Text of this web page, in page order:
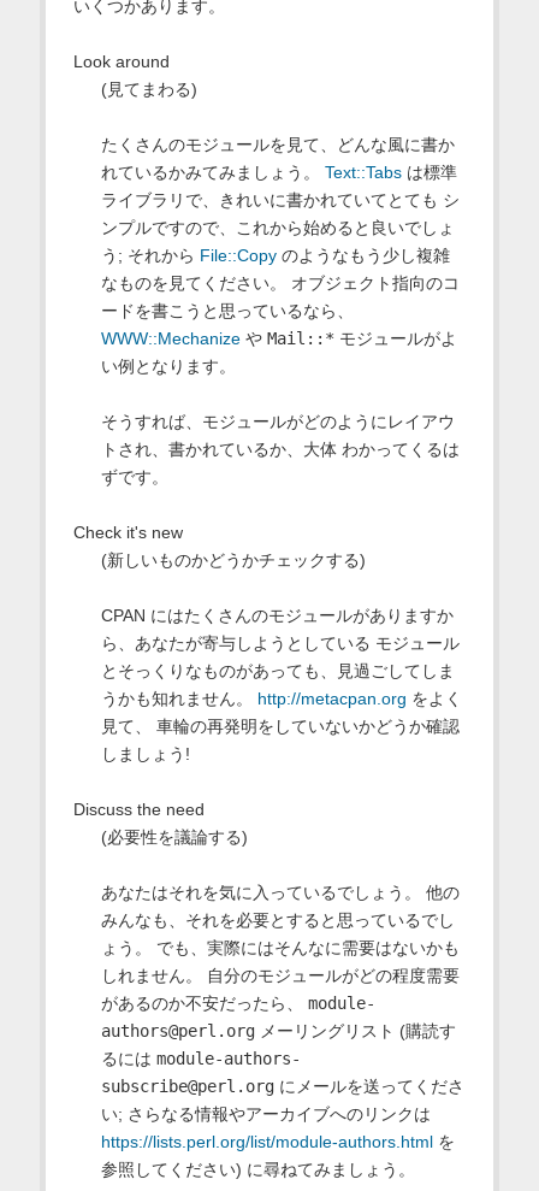
いくつかあります。
Look around
(見てまわる)
たくさんのモジュールを見て、どんな風に書か
れているかみてみましょう。 Text::Tabsは標準
ライブラリで、きれいに書かれていてとても シ
ンプルですので、これから始めると良いでしょ
う; それから File::Copyのようなもう少し複雑
なものを見てください。 オブジェクト指向のコ
ードを書こうと思っているなら、
WWW::Mechanizeや Mail::* モジュールがよ
い例となります。
そうすれば、モジュールがどのようにレイアウ
トされ、書かれているか、大体 わかってくるは
ずです。
Check it's new
(新しいものかどうかチェックする)
CPAN にはたくさんのモジュールがありますか
ら、あなたが寄与しようとしている モジュール
とそっくりなものがあっても、見過ごしてしま
うかも知れません。 http://metacpan.org をよく
見て、 車輪の再発明をしていないかどうか確認
しましょう!
Discuss the need
(必要性を議論する)
あなたはそれを気に入っているでしょう。 他の
みんなも、それを必要とすると思っているでし
ょう。 でも、実際にはそんなに需要はないかも
しれません。 自分のモジュールがどの程度需要
があるのか不安だったら、 module-
authors@perl.orgメーリングリスト (購読す
るには module-authors-
subscribe@perl.orgにメールを送ってくださ
い; さらなる情報やアーカイブへのリンクは
https://lists.perl.org/list/module-authors.htmlを
参照してください) に尋ねてみましょう。